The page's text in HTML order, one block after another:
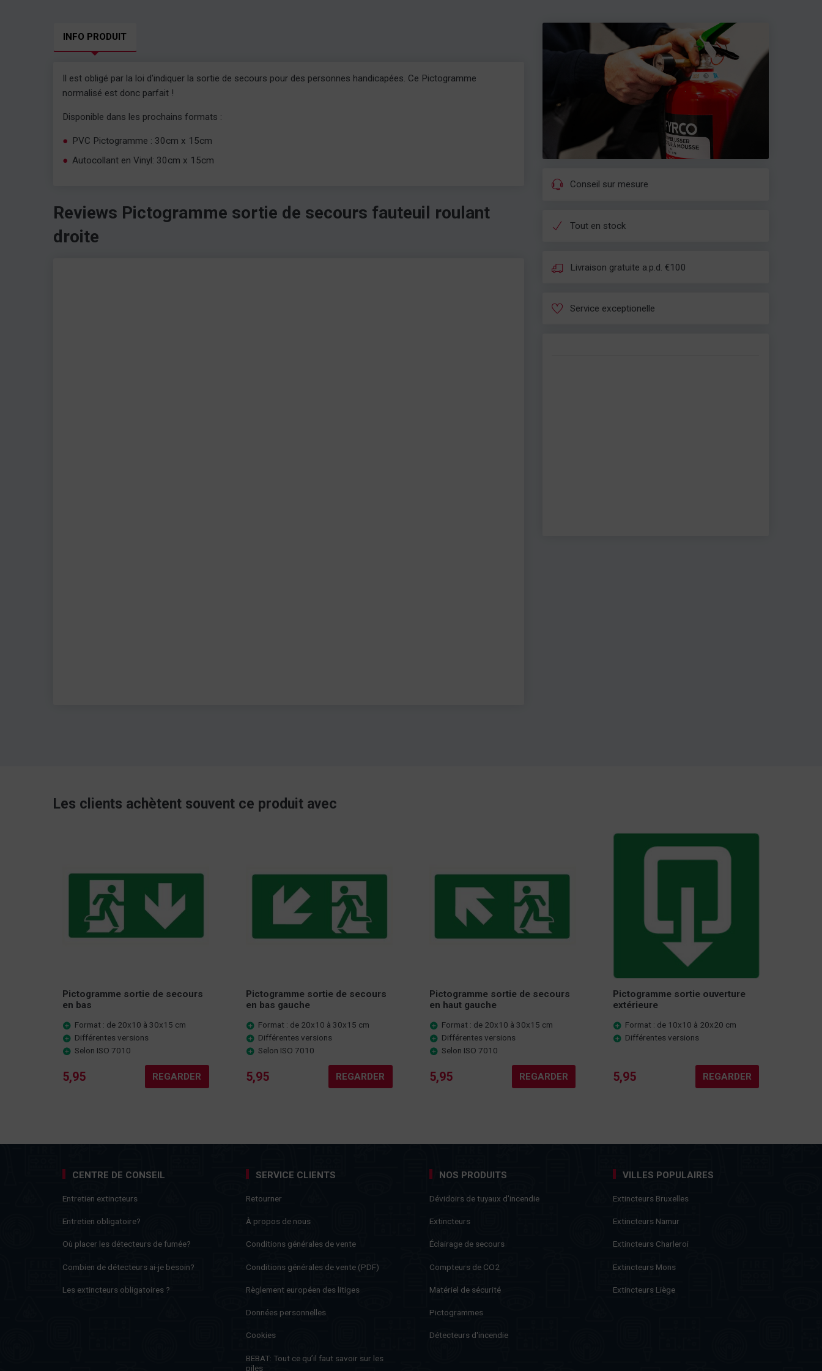
INFO PRODUIT
Il est obligé par la loi d'indiquer la sortie de secours pour des personnes handicapées. Ce Pictogramme
normalisé est donc parfait !
Disponible dans les prochains formats :
PVC Pictogramme : 30cm x 15cm
Autocollant en Vinyl: 30cm x 15cm
Reviews Pictogramme sortie de secours fauteuil roulant
droite
Conseil sur mesure
Tout en stock
Livraison gratuite a.p.d. €100
Service exceptionelle
Les clients achètent souvent ce produit avec
Pictogramme sortie de secours
en bas
Format : de 20x10 à 30x15 cm
Différentes versions
Selon ISO 7010
5,95 REGARDER
Pictogramme sortie de secours
en bas gauche
Format : de 20x10 à 30x15 cm
Différentes versions
Selon ISO 7010
5,95 REGARDER
Pictogramme sortie de secours
en haut gauche
Format : de 20x10 à 30x15 cm
Différentes versions
Selon ISO 7010
5,95 REGARDER
Pictogramme sortie ouverture
extérieure
Format : de 10x10 à 20x20 cm
Différentes versions
5,95 REGARDER
CENTRE DE CONSEIL
Entretien extincteurs
Entretien obligatoire?
Où placer les détecteurs de fumée?
Combien de détecteurs ai-je besoin?
Les extincteurs obligatoires ?
SERVICE CLIENTS
Retourner
À propos de nous
Conditions générales de vente
Conditions générales de vente (PDF)
Règlement européen des litiges
Données personnelles
Cookies
BEBAT: Tout ce qu’il faut savoir sur les
piles
NOS PRODUITS
Dévidoirs de tuyaux d'incendie
Extincteurs
Éclairage de secours
Compteurs de CO2
Matériel de sécurité
Pictogrammes
Détecteurs d'incendie
VILLES POPULAIRES
Extincteurs Bruxelles
Extincteurs Namur
Extincteurs Charleroi
Extincteurs Mons
Extincteurs Liège